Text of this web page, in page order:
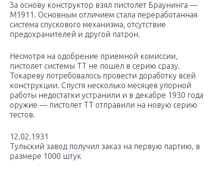
За основу конструктор взял пистолет Браунинга —
M1911. Основным отличием стала переработанная
система спускового механизма, отсутствие
предохранителей и другой патрон.
Несмотря на одобрение приемной комиссии,
пистолет системы ТТ не пошел в серию сразу.
Токареву потребовалось провести доработку всей
конструкции. Спустя несколько месяцев упорной
работы недостатки устранили и в декабре 1930 года
оружие — пистолет ТТ отправили на новую серию
тестов.
12.02.1931
Тульский завод получил заказ на первую партию, в
размере 1000 штук